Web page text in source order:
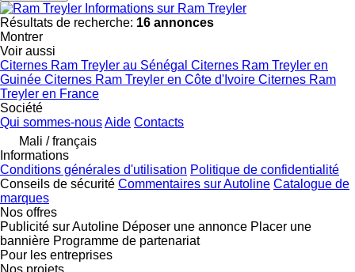
Informations sur Ram Treyler
Résultats de recherche: 16 annonces
Montrer
Voir aussi
Citernes Ram Treyler au Sénégal Citernes Ram Treyler en
Guinée Citernes Ram Treyler en Côte d'Ivoire Citernes Ram
Treyler en France
Société
Qui sommes-nousAide Contacts
Mali / français
Informations
Conditions générales d'utilisation Politique de confidentialité
Conseils de sécurité Commentaires sur Autoline Catalogue de
marques
Nos offres
Publicité sur Autoline Déposer une annonce Placer une
bannière Programme de partenariat
Pour les entreprises
Nos projets